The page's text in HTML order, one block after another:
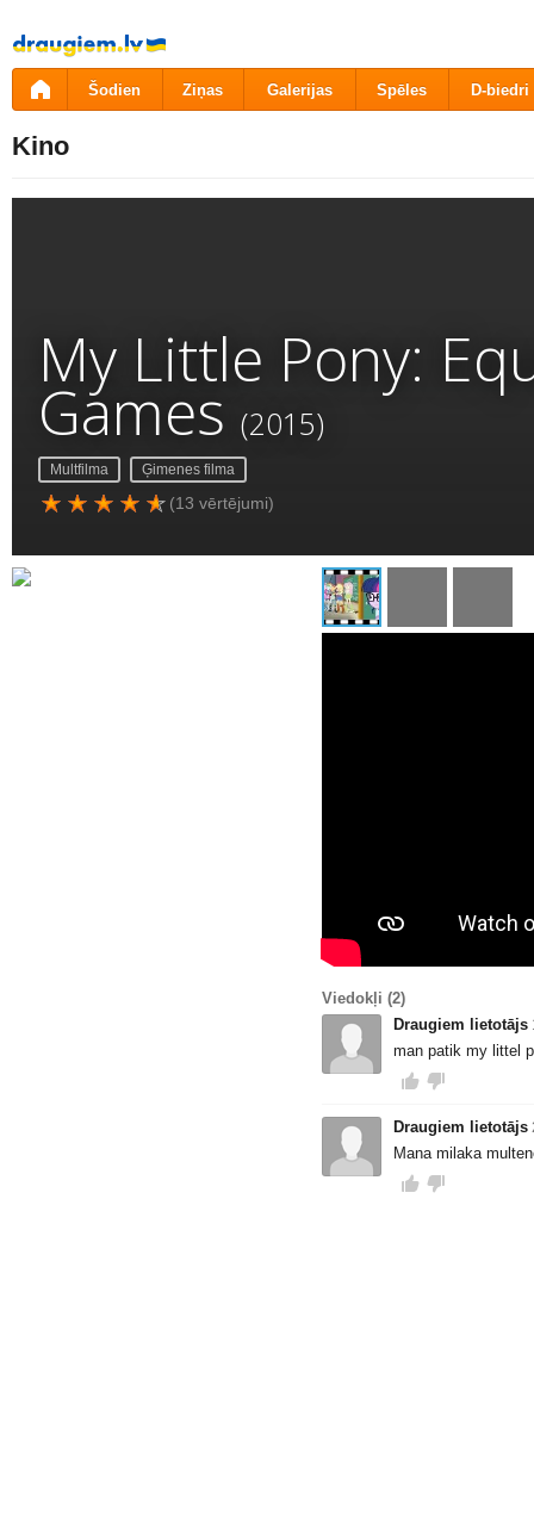
Pāriet
uz
saturu
Šodien Ziņas Galerijas Spēles D-biedri
Kino
My Little Pony:
Games (2015)
Multfilma Ģimenes filma
(13 vērtējumi)
Viedokļi (2)
Draugiem lietotājs
man patik my littel
Draugiem lietotājs
Mana milaka